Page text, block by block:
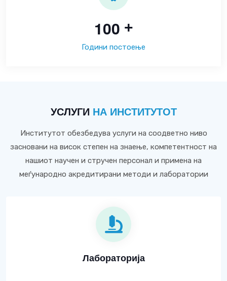
100 +
Години постоење
УСЛУГИ НА ИНСТИТУТОТ
Институтот обезбедува услуги на соодветно ниво
засновани на висок степен на знаење, компетентност на
нашиот научен и стручен персонал и примена на
меѓународно акредитирани методи и лаборатории
Лабораторија